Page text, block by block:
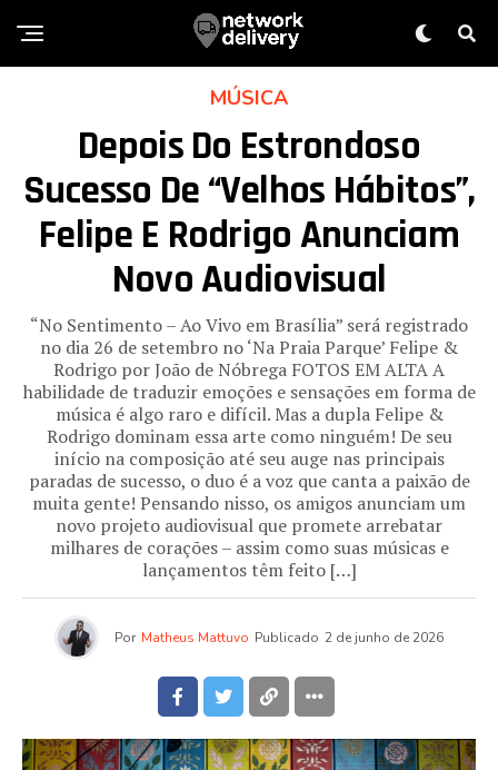
MÚSICA
Depois Do Estrondoso
Sucesso De “Velhos Hábitos”,
Felipe E Rodrigo Anunciam
Novo Audiovisual
“No Sentimento – Ao Vivo em Brasília” será registrado
no dia 26 de setembro no ‘Na Praia Parque’ Felipe &
Rodrigo por João de Nóbrega FOTOS EM ALTA A
habilidade de traduzir emoções e sensações em forma de
música é algo raro e difícil. Mas a dupla Felipe &
Rodrigo dominam essa arte como ninguém! De seu
início na composição até seu auge nas principais
paradas de sucesso, o duo é a voz que canta a paixão de
muita gente! Pensando nisso, os amigos anunciam um
novo projeto audiovisual que promete arrebatar
milhares de corações – assim como suas músicas e
lançamentos têm feito […]
Por Matheus Mattuvo Publicado 2 de junho de 2026